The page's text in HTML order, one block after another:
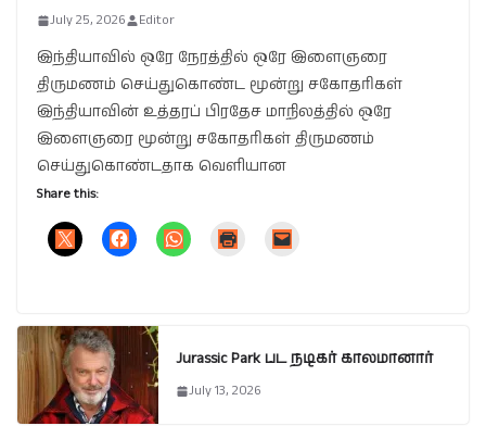
July 25, 2026 Editor
இந்தியாவில் ஒரே நேரத்தில் ஒரே இளைஞரை
திருமணம் செய்துகொண்ட மூன்று சகோதரிகள்
இந்தியாவின் உத்தரப் பிரதேச மாநிலத்தில் ஒரே
இளைஞரை மூன்று சகோதரிகள் திருமணம்
செய்துகொண்டதாக வெளியான
Share this:
Jurassic Park பட நடிகர் காலமானார்
July 13, 2026